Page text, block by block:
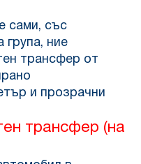
сами, със
група, ние
трансфер от
и прозрачни
трансфер (на